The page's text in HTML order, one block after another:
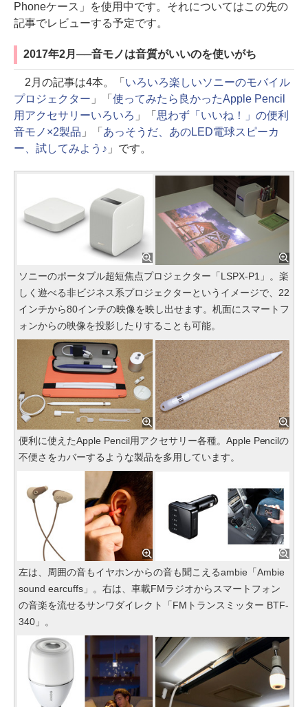
Phoneケース」を使用中です。それについてはこの先の
記事でレビューする予定です。
2017年2月──音モノは音質がいいのを使いがち
2月の記事は4本。「 いろいろ楽しいソニーのモバイル
プロジェクター 」「 使ってみたら良かったApple Pencil
用アクセサリーいろいろ 」「 思わず「いいね！」の便利
音モノ×2製品 」「 あっそうだ、あのLED電球スピーカ
ー、試してみよう♪ 」です。
ソニーのポータブル超短焦点プロジェクター「LSPX-P1」。楽
しく遊べる非ビジネス系プロジェクターというイメージで、22
インチから80インチの映像を映し出せます。机面にスマートフ
ォンからの映像を投影したりすることも可能。
便利に使えたApple Pencil用アクセサリー各種。Apple Pencilの
不便さをカバーするような製品を多用しています。
左は、周囲の音もイヤホンからの音も聞こえるambie「Ambie
sound earcuffs」。右は、車載FMラジオからスマートフォン
の音楽を流せるサンワダイレクト「FMトランスミッター BTF-
340」。